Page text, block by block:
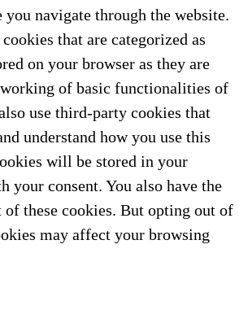
navigate through the website.
that are categorized as
on your browser as they are
of basic functionalities of
use third-party cookies that
understand how you use this
will be stored in your
your consent. You also have the
these cookies. But opting out of
may affect your browsing